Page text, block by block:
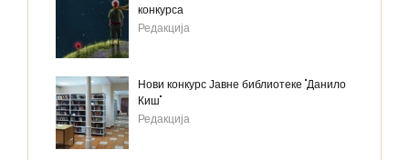
конкурса
Редакција
Нови конкурс Јавне библиотеке "Данило
Киш"
Редакција